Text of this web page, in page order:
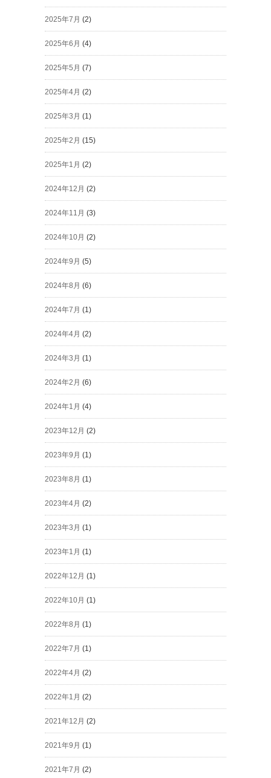
2025年7月 (2)
2025年6月 (4)
2025年5月 (7)
2025年4月 (2)
2025年3月 (1)
2025年2月 (15)
2025年1月 (2)
2024年12月 (2)
2024年11月 (3)
2024年10月 (2)
2024年9月 (5)
2024年8月 (6)
2024年7月 (1)
2024年4月 (2)
2024年3月 (1)
2024年2月 (6)
2024年1月 (4)
2023年12月 (2)
2023年9月 (1)
2023年8月 (1)
2023年4月 (2)
2023年3月 (1)
2023年1月 (1)
2022年12月 (1)
2022年10月 (1)
2022年8月 (1)
2022年7月 (1)
2022年4月 (2)
2022年1月 (2)
2021年12月 (2)
2021年9月 (1)
2021年7月 (2)